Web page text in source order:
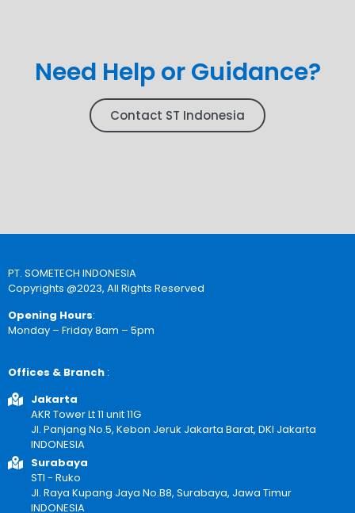
Need Help or Guidance?
Contact ST Indonesia
PT. SOMETECH INDONESIA
Copyrights @2023, All Rights Reserved
Opening Hours:
Monday – Friday 8am – 5pm
Offices & Branch :
Jakarta
AKR Tower Lt 11 unit 11G
Jl. Panjang No.5, Kebon Jeruk Jakarta Barat, DKI Jakarta
INDONESIA
Surabaya
STI - Ruko
Jl. Raya Kupang Jaya No.B8, Surabaya, Jawa Timur
INDONESIA